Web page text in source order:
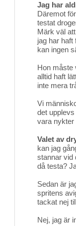
Jag har
Däremot
testat
Märk väl
jag har
kan ingen
Hon måste
alltid haft
inte mera
Vi
det
vara nykter
Valet av
kan jag
stannar vid
då testa?
Sedan är
spritens
tackat nej
Nej, jag är